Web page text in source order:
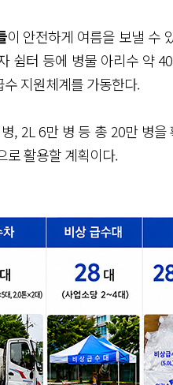
이 안전하게 여름을 보낼 수
쉼터 등에 병물 아리수 약
지원체계를 가동한다.
, 2L 6만 병 등 총 20만 병
로 활용할 계획이다.